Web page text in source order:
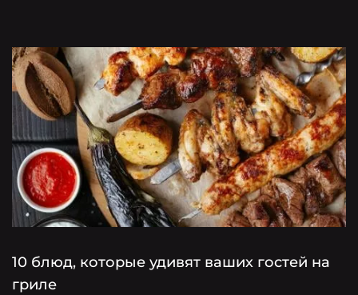
10 блюд, которые удивят ваших гостей на
гриле